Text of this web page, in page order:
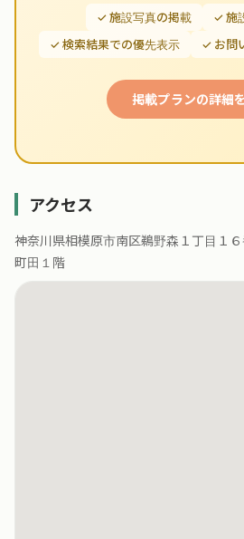
✓ 施設写真の掲載
✓ 施
✓ 検索結果での優先表示
✓ お問
掲載プランの詳細
アクセス
神奈川県相模原市南区鵜野森１丁目１
町田１階